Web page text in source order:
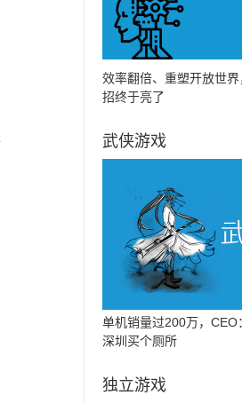
效率翻倍、重塑开放世
招终于亮了
武侠游戏
单机销量过200万，
深圳买个厕所
独立游戏